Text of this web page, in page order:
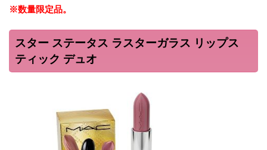
※数量限定品。
スター ステータス ラスターガラス リップス
ティック デュオ